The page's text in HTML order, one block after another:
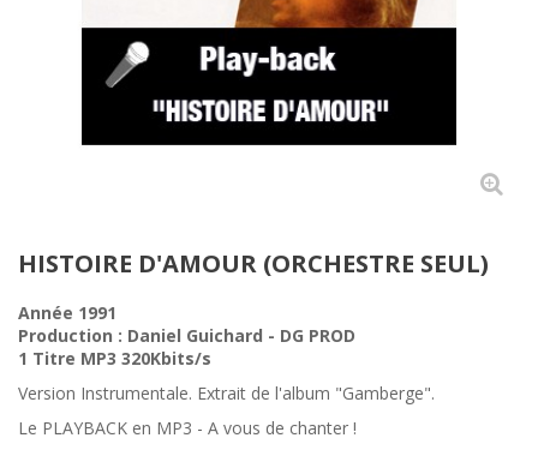
HISTOIRE D'AMOUR (ORCHESTRE SEUL)
Année 1991
Production : Daniel Guichard - DG PROD
1 Titre MP3 320Kbits/s
Version Instrumentale. Extrait de l'album "Gamberge".
Le PLAYBACK en MP3 - A vous de chanter !